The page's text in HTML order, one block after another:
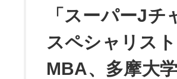
「スーパーJ
スペシャリス
MBA、多摩大